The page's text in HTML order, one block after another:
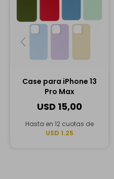
Case para iPhone 13
Pro Max
USD 15,00
Hasta en 12 cuotas de
USD 1.25